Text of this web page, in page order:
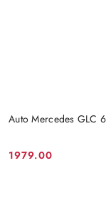
Auto Mercedes GLC
Cena:
1979.00